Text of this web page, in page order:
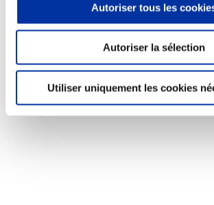
Autoriser tous les
Autoriser la sélection
Utiliser uniquement les cookies
Transport – mise en marché
Abattoir
Partenaire Climat
Alimentation de qualité, raisonnée